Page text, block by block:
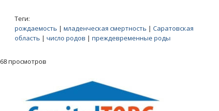
Теги:
рождаемость | младенческая смертность | Саратовская
область | число родов | преждевременные роды
68 просмотров